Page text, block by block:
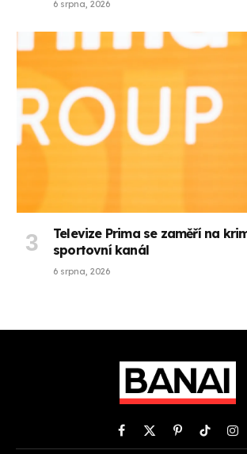
6 srpna, 2026
Televize Prima se zaměří na
sportovní kanál
6 srpna, 2026
Facebook
X
PinterestTikTok